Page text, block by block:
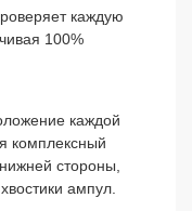
каждую
100%
каждой
комплексный
стороны,
ампул.